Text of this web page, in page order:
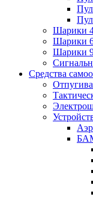
Шарики
Шарики
Шарики
Средства